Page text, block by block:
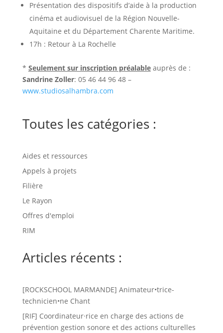
Présentation des dispositifs d’aide à la production
cinéma et audiovisuel de la Région Nouvelle-
Aquitaine et du Département Charente Maritime.
17h : Retour à La Rochelle
* Seulement sur inscription préalableauprès de :
Sandrine Zoller: 05 46 44 96 48 –
www.studiosalhambra.com
Toutes les catégories :
Aides et ressources
Appels à projets
Filière
Le Rayon
Offres d'emploi
RIM
Articles récents :
[ROCKSCHOOL MARMANDE] Animateur•trice-
technicien•ne Chant
[RIF] Coordinateur·rice en charge des actions de
prévention gestion sonore et des actions culturelles